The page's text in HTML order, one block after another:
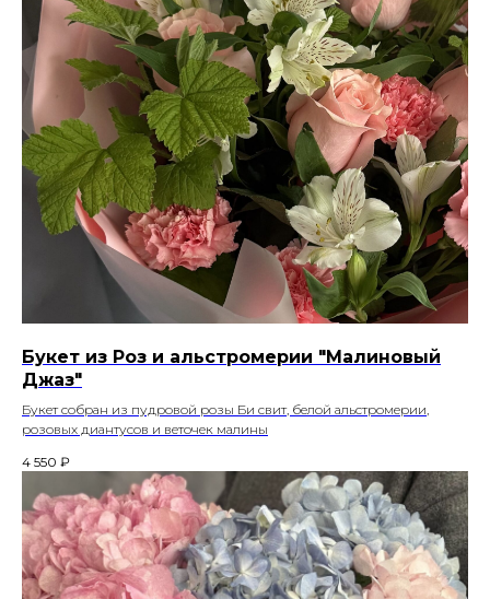
Букет из Роз и альстромерии "Малиновый
Джаз"
Букет собран из пудровой розы Би свит, белой альстромерии,
розовых диантусов и веточек малины
4 550 ₽